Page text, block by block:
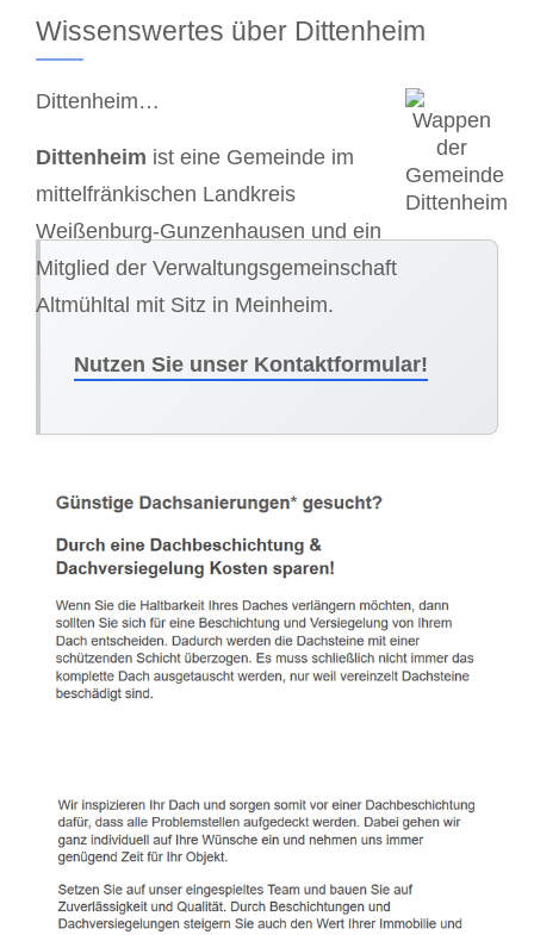
Wissenswertes über Dittenheim
Dittenheim…
Dittenheim ist eine Gemeinde im
mittelfränkischen Landkreis
Weißenburg-Gunzenhausen und ein
Mitglied der Verwaltungsgemeinschaft
Altmühltal mit Sitz in Meinheim.
Nutzen Sie unser Kontaktformular!